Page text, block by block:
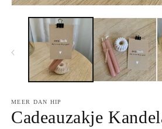
MEER DAN HIP
Cadeauzakje